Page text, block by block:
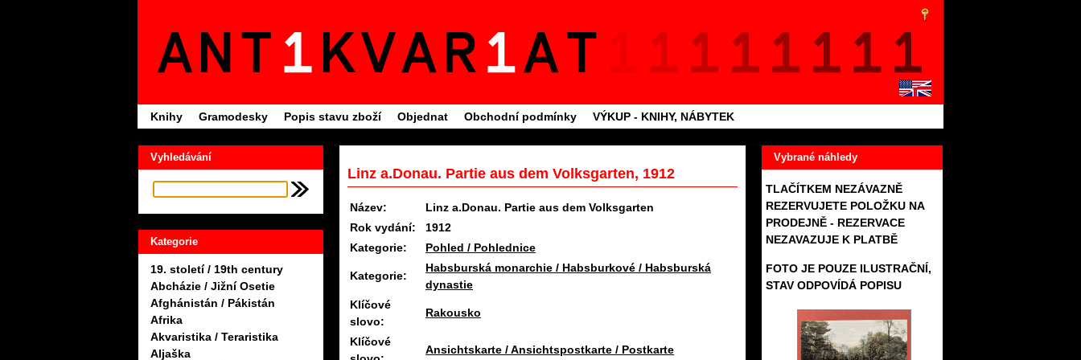
Knihy Gramodesky Popis stavu zboží Objednat Obchodní podmínky VÝKUP - KNIHY, NÁBYTEK
Vyhledávání
Kategorie
19. století / 19th century
Abcházie / Jižní Osetie
Afghánistán / Pákistán
Afrika
Akvaristika / Teraristika
Aljaška
Vybrané náhledy
TLAČÍTKEM NEZÁVAZNĚ
REZERVUJETE POLOŽKU NA
PRODEJNĚ - REZERVACE
NEZAVAZUJE K PLATBĚ
FOTO JE POUZE ILUSTRAČNÍ,
STAV ODPOVÍDÁ POPISU
Linz a.Donau. Partie aus dem Volksgarten, 1912
Název:
Linz a.Donau. Partie aus dem Volksgarten
Rok vydání:
1912
Kategorie:
Pohled / Pohlednice
Kategorie:
Habsburská monarchie / Habsburkové / Habsburská
dynastie
Klíčové
slovo:
Rakousko
Klíčové
Ansichtskarte / Ansichtspostkarte / Postkarte